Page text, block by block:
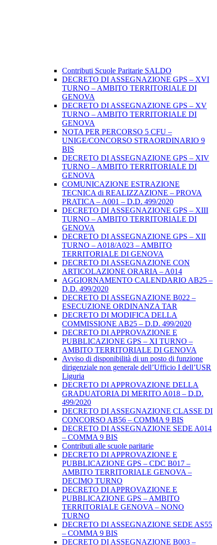
Contributi Scuole Paritarie SALDO
DECRETO DI ASSEGNAZIONE GPS – XVI
TURNO – AMBITO TERRITORIALE DI
GENOVA
DECRETO DI ASSEGNAZIONE GPS – XV
TURNO – AMBITO TERRITORIALE DI
GENOVA
NOTA PER PERCORSO 5 CFU –
UNIGE/CONCORSO STRAORDINARIO 9
BIS
DECRETO DI ASSEGNAZIONE GPS – XIV
TURNO – AMBITO TERRITORIALE DI
GENOVA
COMUNICAZIONE ESTRAZIONE
TECNICA di REALIZZAZIONE – PROVA
PRATICA – A001 – D.D. 499/2020
DECRETO DI ASSEGNAZIONE GPS – XIII
TURNO – AMBITO TERRITORIALE DI
GENOVA
DECRETO DI ASSEGNAZIONE GPS – XII
TURNO – A018/A023 – AMBITO
TERRITORIALE DI GENOVA
DECRETO DI ASSEGNAZIONE CON
ARTICOLAZIONE ORARIA – A014
AGGIORNAMENTO CALENDARIO AB25 –
D.D. 499/2020
DECRETO DI ASSEGNAZIONE B022 –
ESECUZIONE ORDINANZA TAR
DECRETO DI MODIFICA DELLA
COMMISSIONE AB25 – D.D. 499/2020
DECRETO DI APPROVAZIONE E
PUBBLICAZIONE GPS – XI TURNO –
AMBITO TERRITORIALE DI GENOVA
Avviso di disponibilità di un posto di funzione
dirigenziale non generale dell’Ufficio I dell’USR
Liguria
DECRETO DI APPROVAZIONE DELLA
GRADUATORIA DI MERITO A018 – D.D.
499/2020
DECRETO DI ASSEGNAZIONE CLASSE DI
CONCORSO AB56 – COMMA 9 BIS
DECRETO DI ASSEGNAZIONE SEDE A014
– COMMA 9 BIS
Contributi alle scuole paritarie
DECRETO DI APPROVAZIONE E
PUBBLICAZIONE GPS – CDC B017 –
AMBITO TERRITORIALE GENOVA –
DECIMO TURNO
DECRETO DI APPROVAZIONE E
PUBBLICAZIONE GPS – AMBITO
TERRITORIALE GENOVA – NONO
TURNO
DECRETO DI ASSEGNAZIONE SEDE AS55
– COMMA 9 BIS
DECRETO DI ASSEGNAZIONE B003 –